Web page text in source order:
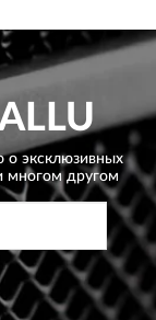
о эксклюзивных
многом другом